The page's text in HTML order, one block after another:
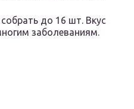
до 16 шт. Вкус
заболеваниям.